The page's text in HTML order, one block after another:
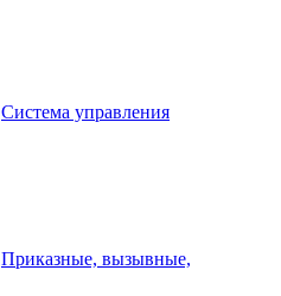
Система управления
Приказные, вызывные,